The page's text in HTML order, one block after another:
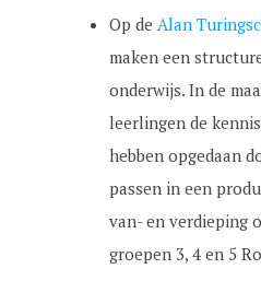
Op de Alan
maken een
onderwijs. In de
leerlingen de
hebben opgedaan
passen in een
van- en verdieping
groepen 3, 4 en 5